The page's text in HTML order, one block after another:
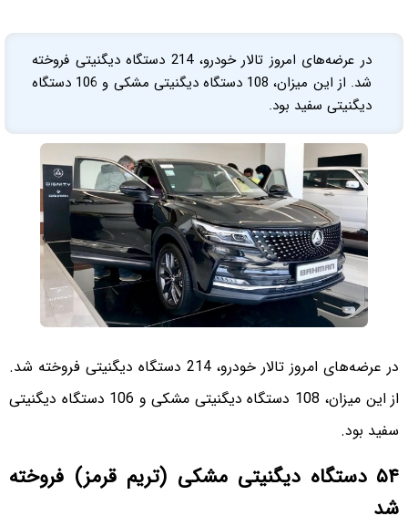
در عرضه‌های امروز تالار خودرو، 214 دستگاه دیگنیتی فروخته
شد. از این میزان، 108 دستگاه دیگنیتی مشکی و 106 دستگاه
دیگنیتی سفید بود.
در عرضه‌های امروز تالار خودرو، 214 دستگاه دیگنیتی فروخته شد.
از این میزان، 108 دستگاه دیگنیتی مشکی و 106 دستگاه دیگنیتی
سفید بود.
۵۴ دستگاه دیگنیتی مشکی (تریم قرمز) فروخته
شد